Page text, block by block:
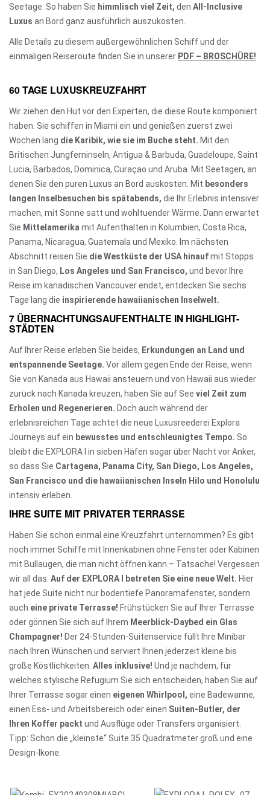
Seetage. So haben Sie himmlisch viel Zeit, den All-Inclusive
Luxus an Bord ganz ausführlich auszukosten.
Alle Details zu diesem außergewöhnlichen Schiff und der
einmaligen Reiseroute finden Sie in unserer PDF – BROSCHÜRE!
60 TAGE LUXUSKREUZFAHRT
Wir ziehen den Hut vor den Experten, die diese Route komponiert
haben. Sie schiffen in Miami ein und genießen zuerst zwei
Wochen lang die Karibik, wie sie im Buche steht. Mit den
Britischen Jungferninseln, Antigua & Barbuda, Guadeloupe, Saint
Lucia, Barbados, Dominica, Curaçao und Aruba. Mit Seetagen, an
denen Sie den puren Luxus an Bord auskosten. Mit besonders
langen Inselbesuchen bis spätabends, die Ihr Erlebnis intensiver
machen, mit Sonne satt und wohltuender Wärme. Dann erwartet
Sie Mittelamerika mit Aufenthalten in Kolumbien, Costa Rica,
Panama, Nicaragua, Guatemala und Mexiko. Im nächsten
Abschnitt reisen Sie die Westküste der USA hinaufmit Stopps
in San Diego, Los Angeles und San Francisco, und bevor Ihre
Reise im kanadischen Vancouver endet, entdecken Sie sechs
Tage lang die inspirierende hawaiianischen Inselwelt.
7 ÜBERNACHTUNGSAUFENTHALTE IN HIGHLIGHT-
STÄDTEN
Auf Ihrer Reise erleben Sie beides, Erkundungen an Land und
entspannende Seetage. Vor allem gegen Ende der Reise, wenn
Sie von Kanada aus Hawaii ansteuern und von Hawaii aus wieder
zurück nach Kanada kreuzen, haben Sie auf See viel Zeit zum
Erholen und Regenerieren. Doch auch während der
erlebnisreichen Tage achtet die neue Luxusreederei Explora
Journeys auf ein bewusstes und entschleunigtes Tempo. So
bleibt die EXPLORA I in sieben Häfen sogar über Nacht vor Anker,
so dass Sie Cartagena, Panama City, San Diego, Los Angeles,
San Francisco und die hawaiianischen Inseln Hilo und Honolulu
intensiv erleben.
IHRE SUITE MIT PRIVATER TERRASSE
Haben Sie schon einmal eine Kreuzfahrt unternommen? Es gibt
noch immer Schiffe mit Innenkabinen ohne Fenster oder Kabinen
mit Bullaugen, die man nicht öffnen kann – Tatsache! Vergessen
wir all das. Auf der EXPLORA I betreten Sie eine neue Welt. Hier
hat jede Suite nicht nur bodentiefe Panoramafenster, sondern
auch eine private Terrasse! Frühstücken Sie auf Ihrer Terrasse
oder gönnen Sie sich auf Ihrem Meerblick-Daybed ein Glas
Champagner! Der 24-Stunden-Suitenservice füllt Ihre Minibar
nach Ihren Wünschen und serviert Ihnen jederzeit kleine bis
große Köstlichkeiten. Alles inklusive! Und je nachdem, für
welches stylische Refugium Sie sich entscheiden, haben Sie auf
Ihrer Terrasse sogar einen eigenen Whirlpool, eine Badewanne,
einen Ess- und Arbeitsbereich oder einen Suiten-Butler, der
Ihren Koffer packt und Ausflüge oder Transfers organisiert.
Tipp: Schon die „kleinste“ Suite 35 Quadratmeter groß und eine
Design-Ikone.